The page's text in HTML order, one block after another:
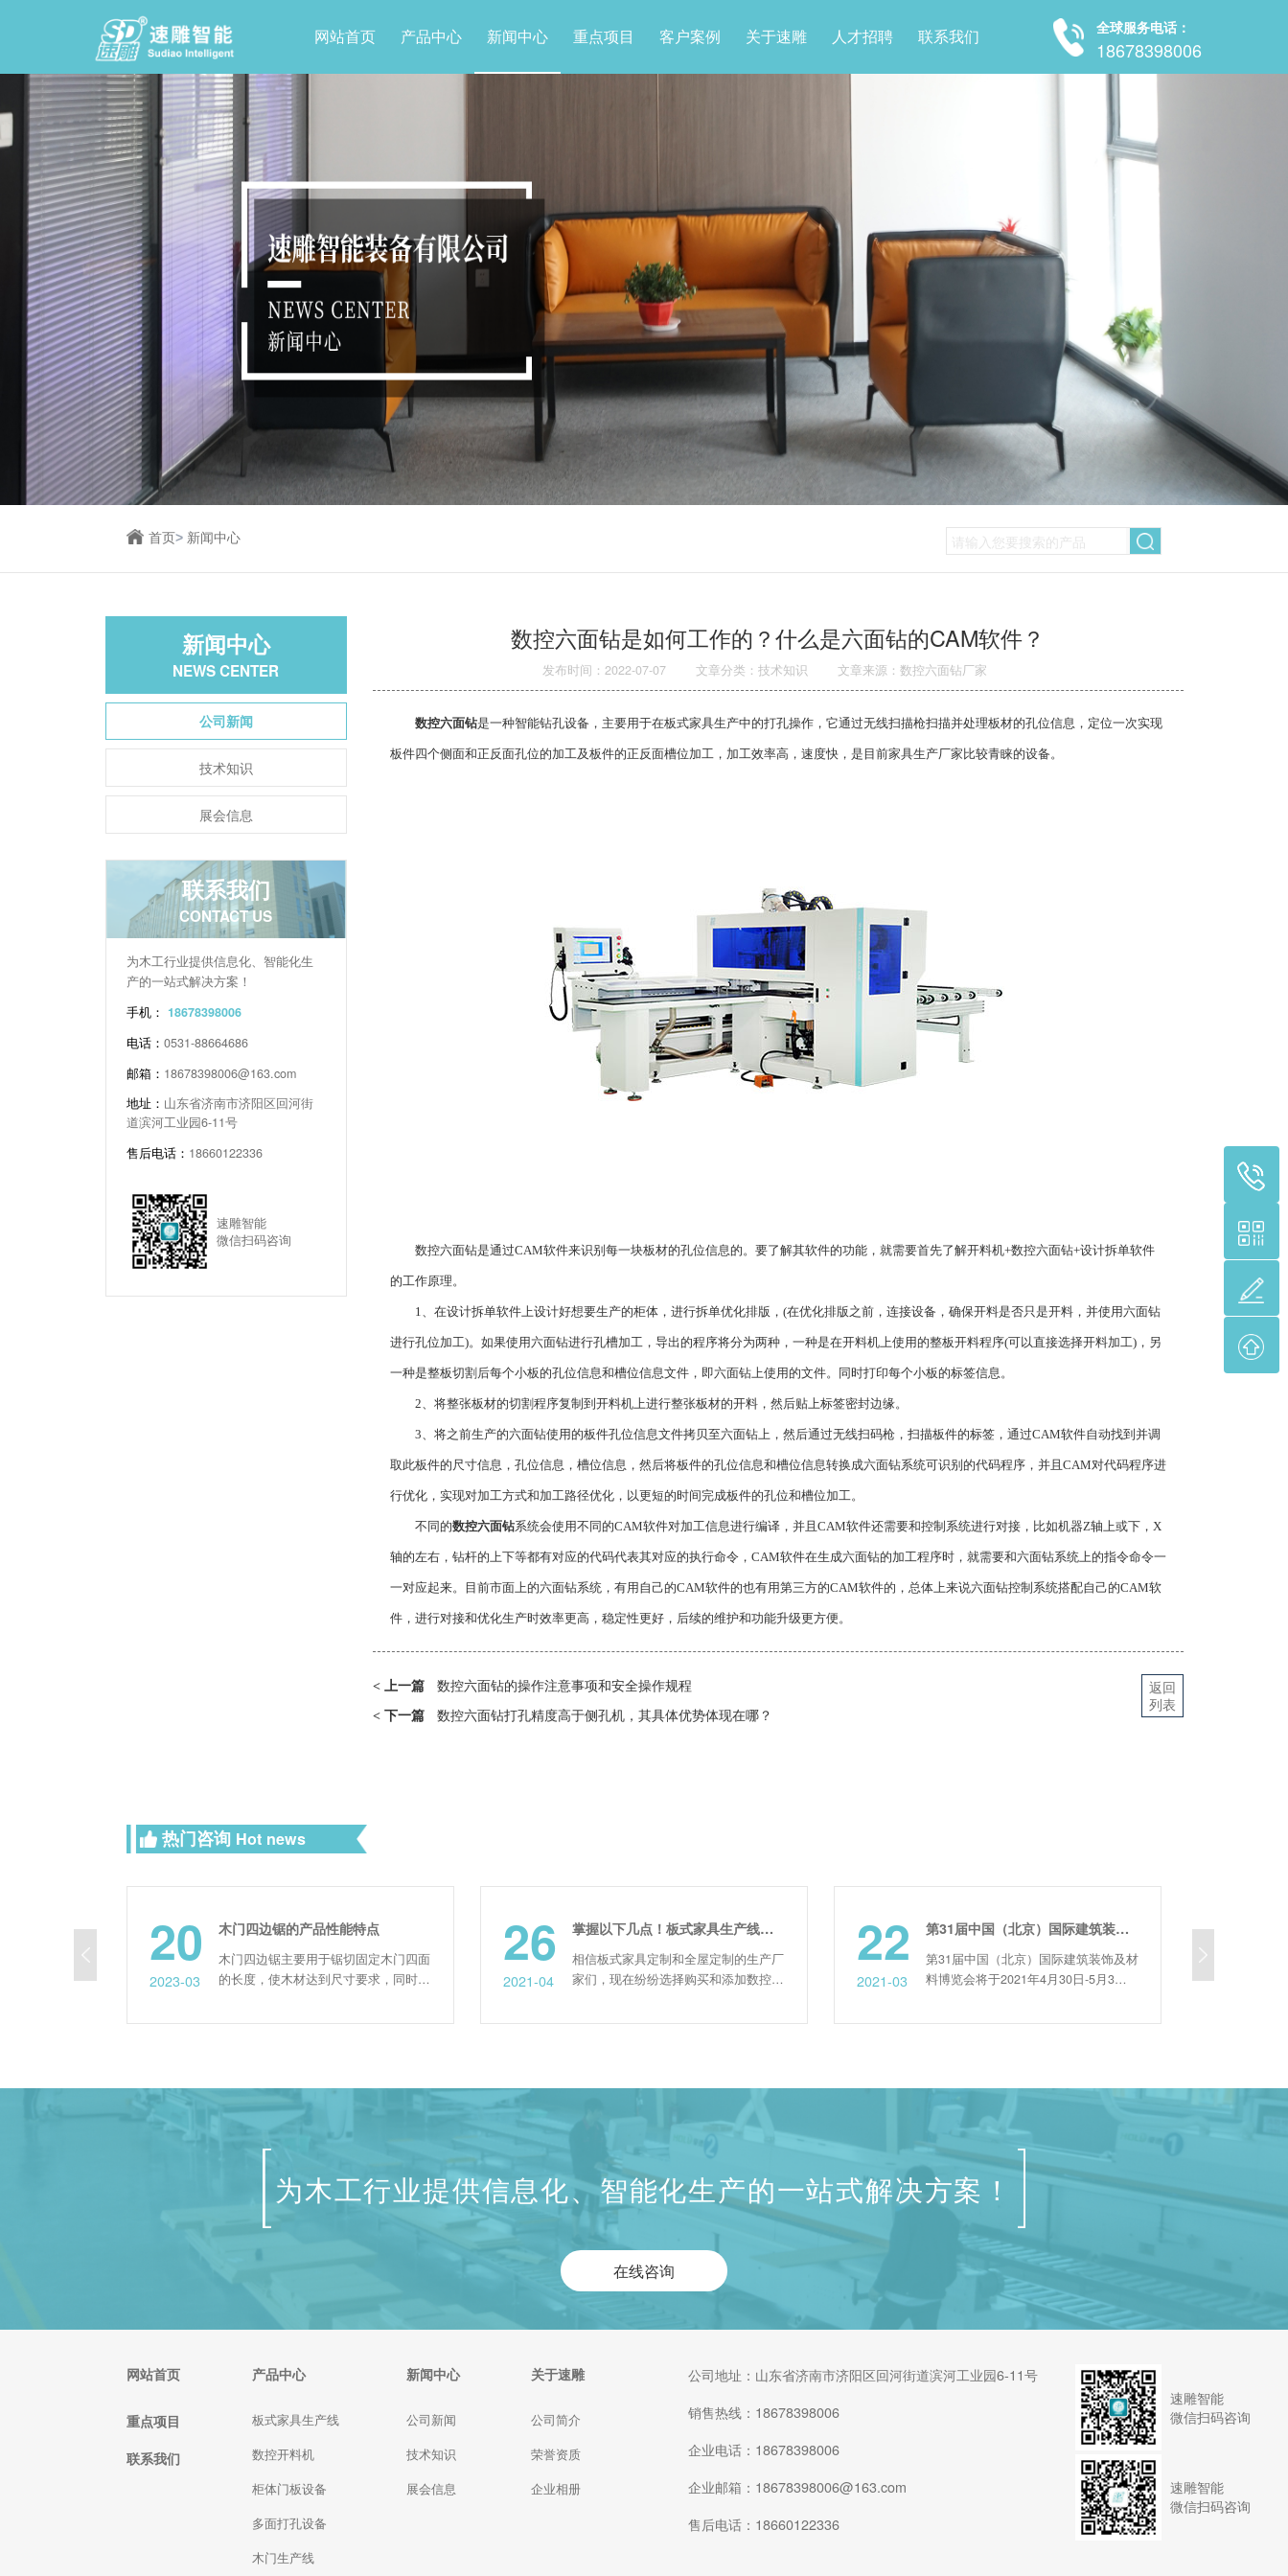
网站首页 产品中心 新闻中心 重点项目 客户案例 关于速雕 人才招聘 联系我们 全球服务电话：
18678398006
首页> 新闻中心
新闻中心
NEWS CENTER
公司新闻
技术知识
展会信息
联系我们
CONTACT US
为木工行业提供信息化、智能化生
产的一站式解决方案！
手机： 18678398006
电话：0531-88664686
邮箱： 18678398006@163.com
地址： 山东省济南市济阳区回河街
道滨河工业园6-11号
售后电话： 18660122336
速雕智能
微信扫码咨询
数控六面钻是如何工作的？什么是六面钻的CAM软件？
发布时间：2022-07-07 文章分类：技术知识 文章来源：数控六面钻厂家
数控六面钻是一种智能钻孔设备，主要用于在板式家具生产中的打孔操作，它通过无线扫描枪扫描并处理板材的孔位信息，定位一次实现
板件四个侧面和正反面孔位的加工及板件的正反面槽位加工，加工效率高，速度快，是目前家具生产厂家比较青睐的设备。
数控六面钻是通过CAM软件来识别每一块板材的孔位信息的。要了解其软件的功能，就需要首先了解开料机+数控六面钻+设计拆单软件
的工作原理。
1、在设计拆单软件上设计好想要生产的柜体，进行拆单优化排版，(在优化排版之前，连接设备，确保开料是否只是开料，并使用六面钻
进行孔位加工)。如果使用六面钻进行孔槽加工，导出的程序将分为两种，一种是在开料机上使用的整板开料程序(可以直接选择开料加工)，另
一种是整板切割后每个小板的孔位信息和槽位信息文件，即六面钻上使用的文件。同时打印每个小板的标签信息。
2、将整张板材的切割程序复制到开料机上进行整张板材的开料，然后贴上标签密封边缘。
3、将之前生产的六面钻使用的板件孔位信息文件拷贝至六面钻上，然后通过无线扫码枪，扫描板件的标签，通过CAM软件自动找到并调
取此板件的尺寸信息，孔位信息，槽位信息，然后将板件的孔位信息和槽位信息转换成六面钻系统可识别的代码程序，并且CAM对代码程序进
行优化，实现对加工方式和加工路径优化，以更短的时间完成板件的孔位和槽位加工。
不同的数控六面钻系统会使用不同的CAM软件对加工信息进行编译，并且CAM软件还需要和控制系统进行对接，比如机器Z轴上或下，X
轴的左右，钻杆的上下等都有对应的代码代表其对应的执行命令，CAM软件在生成六面钻的加工程序时，就需要和六面钻系统上的指令命令一
一对应起来。目前市面上的六面钻系统，有用自己的CAM软件的也有用第三方的CAM软件的，总体上来说六面钻控制系统搭配自己的CAM软
件，进行对接和优化生产时效率更高，稳定性更好，后续的维护和功能升级更方便。
< 上一篇 数控六面钻的操作注意事项和安全操作规程
< 下一篇 数控六面钻打孔精度高于侧孔机，其具体优势体现在哪？
返回
列表
热门咨询 Hot news
20
2023-03
木门四边锯的产品性能特点
木门四边锯主要用于锯切固定木门四面
的长度，使木材达到尺寸要求，同时可
高，效率高，是木门厂家不可缺少的自
传送方向，前出、后出均可设置，方便
对接半自动、全自动连线，也...
掌握以下几点！板式家具生产线使用寿命大大提升！
相信板式家具定制和全屋定制的生产厂
家们，现在纷纷选择购买和添加数控板
仅可以提高生产效率，还可以使定制家
何避免这些问题呢? 1、设备的维护 机
械设备，尤其是木工设备...
第31届中国（北京）国际建筑装饰及材料博览会
第31届中国（北京）国际建筑装饰及材
料博览会将于2021年4月30日-5月3日
馆）举办。 此次展会，速雕将展出自
19
2023-06
为木工行业提供信息化、智能化生产的一站式解决方案！
在线咨询
网站首页
重点项目
联系我们
产品中心
板式家具生产线
数控开料机
柜体门板设备
多面打孔设备
木门生产线
新闻中心
公司新闻
技术知识
展会信息
关于速雕
公司简介
荣誉资质
企业相册
公司地址：山东省济南市济阳区回河街道滨河工业园6-11号
销售热线：18678398006
企业电话：18678398006
企业邮箱：18678398006@163.com
售后电话：18660122336
速雕智能
微信扫码咨询
速雕智能
微信扫码咨询